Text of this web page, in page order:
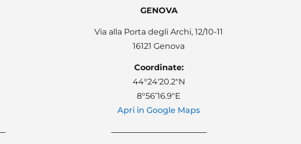
GENOVA
Via alla Porta degli Archi, 12/10-11
16121 Genova
Coordinate:
44°24′20.2″N
8°56’16.9″E
Apri in Google Maps